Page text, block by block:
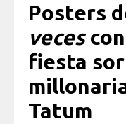
Posters
veces
fiesta
Tatum